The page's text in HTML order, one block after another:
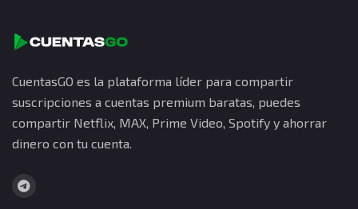
CuentasGO es la plataforma líder para compartir
suscripciones a cuentas premium baratas, puedes
compartir Netflix, MAX, Prime Video, Spotify y ahorrar
dinero con tu cuenta.